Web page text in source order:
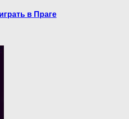
в Праге